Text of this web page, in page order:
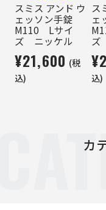
スミス アンド ウ
ェッソン手錠
M110 Lサイ
ズ ニッケル
¥21,600 (税
込)
ス
ェ
ズ
込)
カ